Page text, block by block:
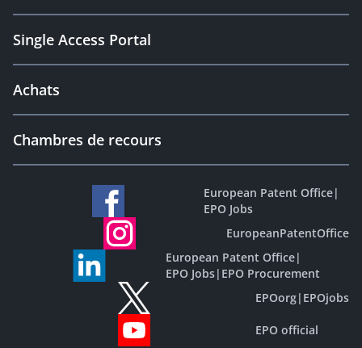
Single Access Portal
Achats
Chambres de recours
European Patent Office|
EPO Jobs
EuropeanPatentOffice
European Patent Office|
EPO Jobs| EPO Procurement
EPOorg| EPOjobs
EPO official